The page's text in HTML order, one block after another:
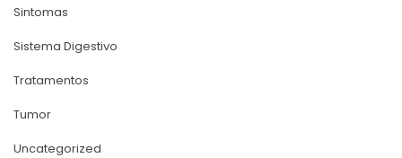
Sintoma
Sistema Digestivo
Tratamento
Tumor
Uncategorized